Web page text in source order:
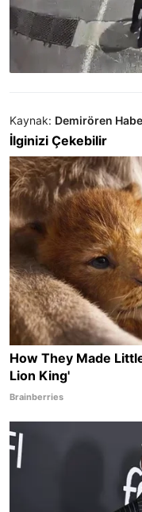
Kaynak: Demirören